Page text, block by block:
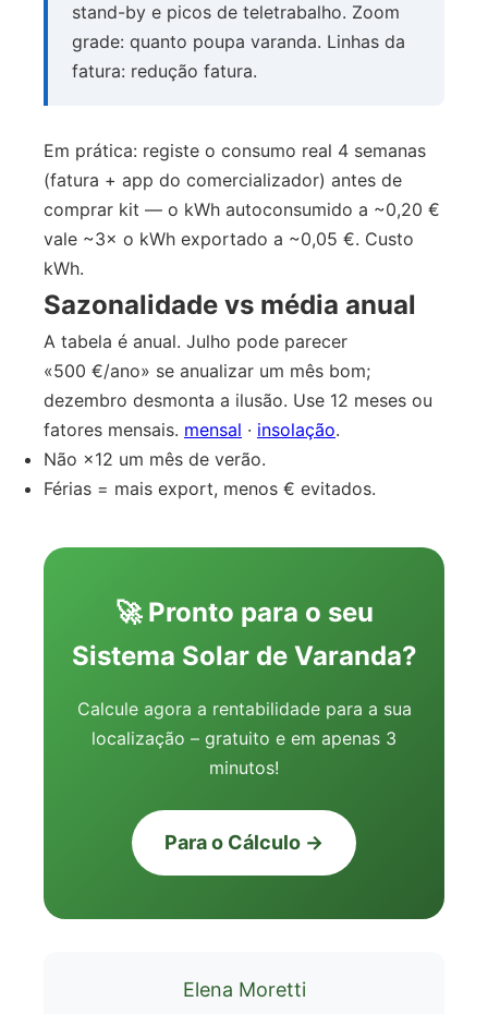
stand-by e picos de teletrabalho. Zoom
grade: quanto poupa varanda. Linhas da
fatura: redução fatura.
Em prática: registe o consumo real 4 semanas
(fatura + app do comercializador) antes de
comprar kit — o kWh autoconsumido a ~0,20 €
vale ~3× o kWh exportado a ~0,05 €. Custo
kWh.
Sazonalidade vs média anual
A tabela é anual. Julho pode parecer
«500 €/ano» se anualizar um mês bom;
dezembro desmonta a ilusão. Use 12 meses ou
fatores mensais. mensal · insolação.
Não ×12 um mês de verão.
Férias = mais export, menos € evitados.
🚀 Pronto para o seu
Sistema Solar de Varanda?
Calcule agora a rentabilidade para a sua
localização – gratuito e em apenas 3
minutos!
Para o Cálculo →
Elena Moretti